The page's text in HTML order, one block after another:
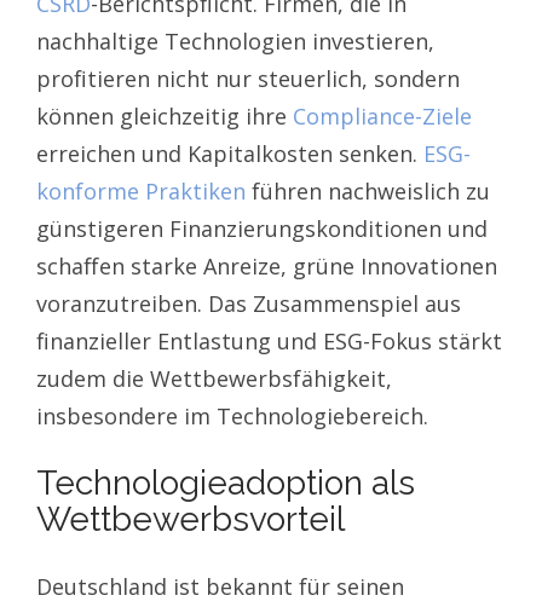
nachhaltige Technologien investieren,
profitieren nicht nur steuerlich, sondern
können gleichzeitig ihre Compliance-Ziele
erreichen und Kapitalkosten senken. ESG-
konforme Praktiken führen nachweislich zu
günstigeren Finanzierungskonditionen und
schaffen starke Anreize, grüne Innovationen
voranzutreiben. Das Zusammenspiel aus
finanzieller Entlastung und ESG-Fokus stärkt
zudem die Wettbewerbsfähigkeit,
insbesondere im Technologiebereich.
Technologieadoption als
Wettbewerbsvorteil
Deutschland ist bekannt für seinen